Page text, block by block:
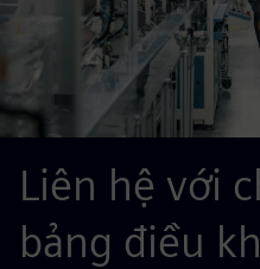
Liên hệ với
bảng điều